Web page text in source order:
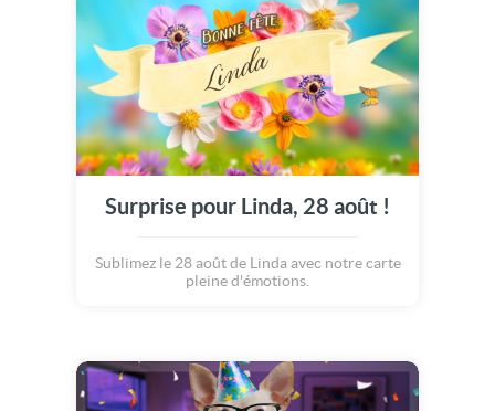
Surprise pour Linda, 28 août !
Sublimez le 28 août de Linda avec notre carte
pleine d'émotions.